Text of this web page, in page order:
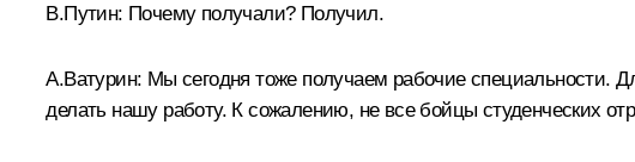
В.Путин: Почему получали? Получил.
А.Ватурин: Мы сегодня тоже получаем рабочие специальности.
делать нашу работу. К сожалению, не все бойцы студенческих